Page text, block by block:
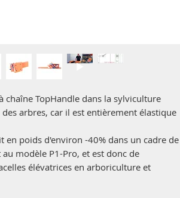
chaîne TopHandle dans la sylviculture
arbres, car il est entièrement élastique
en poids d'environ -40% dans un cadre de
modèle P1-Pro, et est donc de
élévatrices en arboriculture et